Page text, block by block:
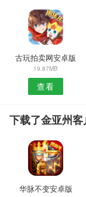
古玩拍卖网安卓版
19.87MB
查看
下载了金亚州
华脉不变安卓版